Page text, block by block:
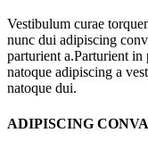
Vestibulum curae
nunc dui adipiscing
parturient a.Parturient in
natoque adipiscing a
natoque dui.
ADIPISCING